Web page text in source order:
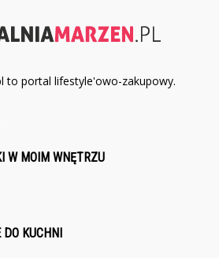
to portal lifestyle'owo-zakupowy.
W MOIM WNĘTRZU
DO KUCHNI